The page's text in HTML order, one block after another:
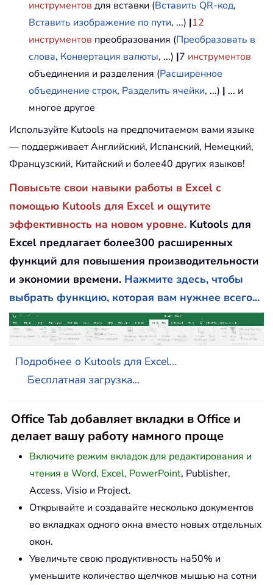
инструментов для вставки (Вставить QR-код,
Вставить изображение по пути, ...) |12
инструментов преобразования (Преобразовать в
слова, Конвертация валюты, ...) |7 инструментов
объединения и разделения (Расширенное
объединение строк, Разделить ячейки, ...) | ... и
многое другое
Используйте Kutools на предпочитаемом вами языке
— поддерживает Английский, Испанский, Немецкий,
Французский, Китайский и более40 других языков!
Повысьте свои навыки работы в Excel с
помощью Kutools для Excel и ощутите
эффективность на новом уровне. Kutools для
Excel предлагает более300 расширенных
функций для повышения производительности
и экономии времени. Нажмите здесь, чтобы
выбрать функцию, которая вам нужнее всего...
Подробнее о Kutools для Excel...
Бесплатная загрузка...
Office Tab добавляет вкладки в Office и
делает вашу работу намного проще
Включите режим вкладок для редактирования и
чтения в Word, Excel, PowerPoint, Publisher,
Access, Visio и Project.
Открывайте и создавайте несколько документов
во вкладках одного окна вместо новых отдельных
окон.
Увеличьте свою продуктивность на50% и
уменьшите количество щелчков мышью на сотни